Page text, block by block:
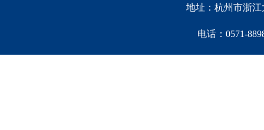
地址：杭州市浙江
电话：0571-